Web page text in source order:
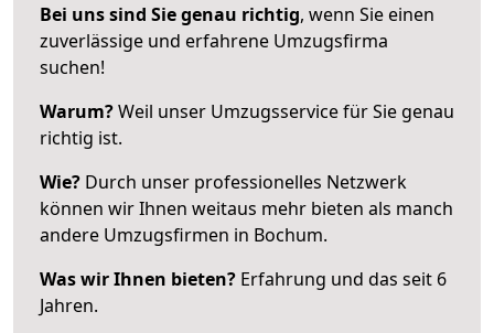
Bei uns sind Sie genau richtig, wenn Sie einen
zuverlässige und erfahrene Umzugsfirma
suchen!
Warum?Weil unser Umzugsservice für Sie genau
richtig ist.
Wie? Durch unser professionelles Netzwerk
können wir Ihnen weitaus mehr bieten als manch
andere Umzugsfirmen in Bochum.
Was wir Ihnen bieten? Erfahrung und das seit 6
Jahren.